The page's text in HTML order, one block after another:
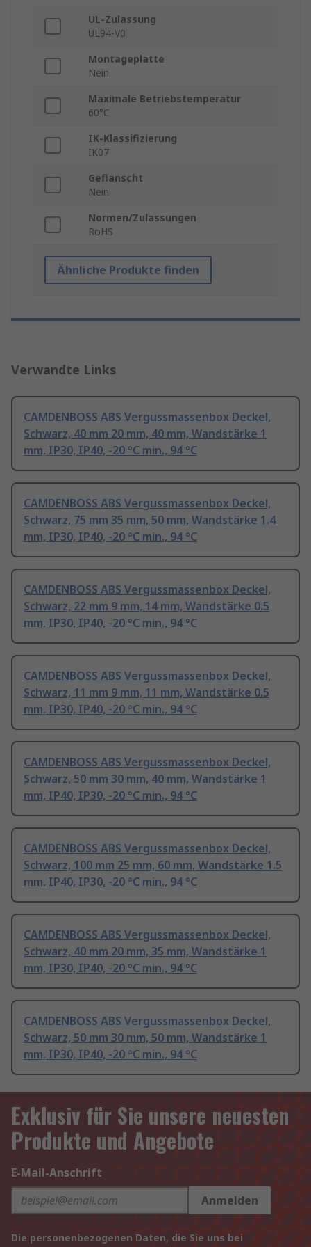
UL-Zulassung
UL94-V0
Montageplatte
Nein
Maximale Betriebstemperatur
60°C
IK-Klassifizierung
IK07
Geflanscht
Nein
Normen/Zulassungen
RoHS
Ähnliche Produkte finden
Verwandte Links
CAMDENBOSS ABS Vergussmassenbox Deckel,
Schwarz, 40 mm 20 mm, 40 mm, Wandstärke 1
mm, IP30, IP40, -20 °C min., 94 °C
CAMDENBOSS ABS Vergussmassenbox Deckel,
Schwarz, 75 mm 35 mm, 50 mm, Wandstärke 1.4
mm, IP30, IP40, -20 °C min., 94 °C
CAMDENBOSS ABS Vergussmassenbox Deckel,
Schwarz, 22 mm 9 mm, 14 mm, Wandstärke 0.5
mm, IP30, IP40, -20 °C min., 94 °C
CAMDENBOSS ABS Vergussmassenbox Deckel,
Schwarz, 11 mm 9 mm, 11 mm, Wandstärke 0.5
mm, IP30, IP40, -20 °C min., 94 °C
CAMDENBOSS ABS Vergussmassenbox Deckel,
Schwarz, 50 mm 30 mm, 40 mm, Wandstärke 1
mm, IP40, IP30, -20 °C min., 94 °C
CAMDENBOSS ABS Vergussmassenbox Deckel,
Schwarz, 100 mm 25 mm, 60 mm, Wandstärke 1.5
mm, IP40, IP30, -20 °C min., 94 °C
CAMDENBOSS ABS Vergussmassenbox Deckel,
Schwarz, 40 mm 20 mm, 35 mm, Wandstärke 1
mm, IP30, IP40, -20 °C min., 94 °C
CAMDENBOSS ABS Vergussmassenbox Deckel,
Schwarz, 50 mm 30 mm, 50 mm, Wandstärke 1
mm, IP30, IP40, -20 °C min., 94 °C
Exklusiv für Sie unsere neuesten
Produkte und Angebote
E-Mail-Anschrift
Anmelden
Die personenbezogenen Daten, die Sie uns bei